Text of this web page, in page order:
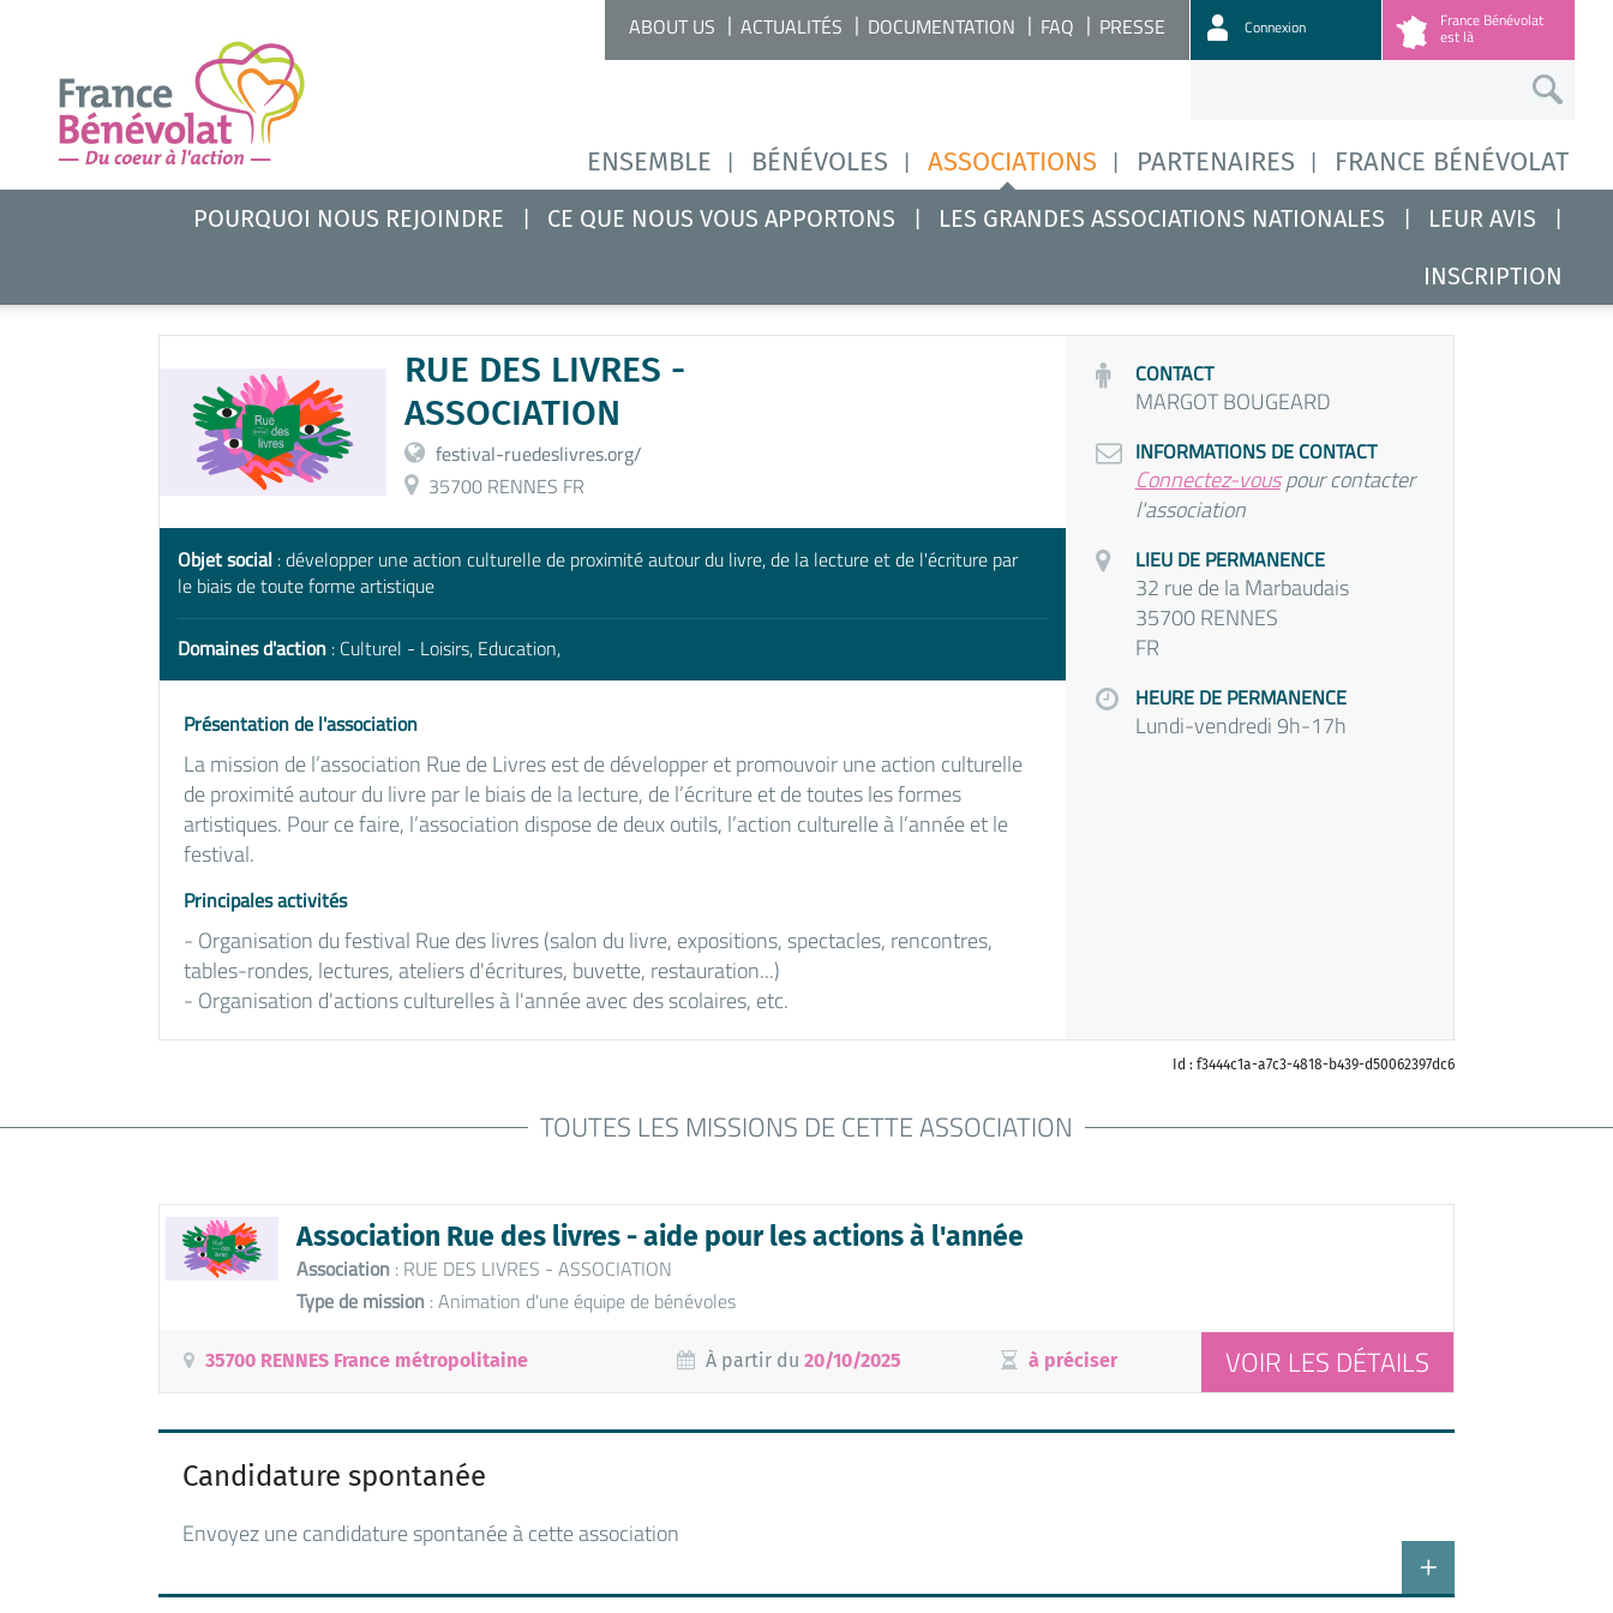
ENSEMBLE BÉNÉVOLES ASSOCIATIONS PARTENAIRES FRANCE BÉNÉVOLAT
ABOUT US ACTUALITÉS DOCUMENTATION FAQ PRESSE Connexion France Bénévolat
est là
POURQUOI NOUS REJOINDRE CE QUE NOUS VOUS APPORTONS LES GRANDES ASSOCIATIONS NATIONALES
LEUR AVIS
INSCRIPTION
RUE DES LIVRES -
ASSOCIATION
festival-ruedeslivres.org/
35700 RENNES FR
Objet social : développer une action culturelle de proximité autour du livre, de la lecture et de l'écriture par
le biais de toute forme artistique
Domaines d'action : Culturel - Loisirs, Education,
Présentation de l'association
La mission de l’association Rue de Livres est de développer et promouvoir une action culturelle
de proximité autour du livre par le biais de la lecture, de l’écriture et de toutes les formes
artistiques. Pour ce faire, l’association dispose de deux outils, l’action culturelle à l’année et le
festival.
Principales activités
- Organisation du festival Rue des livres (salon du livre, expositions, spectacles, rencontres,
tables-rondes, lectures, ateliers d'écritures, buvette, restauration...)
- Organisation d'actions culturelles à l'année avec des scolaires, etc.
CONTACT
MARGOT BOUGEARD
INFORMATIONS DE CONTACT
Connectez-vouspour contacter
l'association
LIEU DE PERMANENCE
32 rue de la Marbaudais
35700 RENNES
FR
HEURE DE PERMANENCE
Lundi-vendredi 9h-17h
Id : f3444c1a-a7c3-4818-b439-d50062397dc6
TOUTES LES MISSIONS DE CETTE ASSOCIATION
Association Rue des livres - aide pour les actions à l'année
Association : RUE DES LIVRES - ASSOCIATION
Type de mission : Animation d'une équipe de bénévoles
35700 RENNES France métropolitaine À partir du20/10/2025 à préciser VOIR LES DÉTAILS
Candidature spontanée
Envoyez une candidature spontanée à cette association